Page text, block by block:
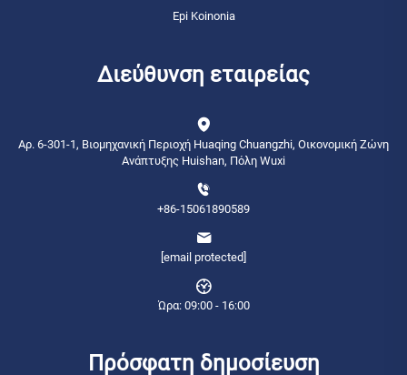
Epi Koinonia
Διεύθυνση εταιρείας
Αρ. 6-301-1, Βιομηχανική Περιοχή Huaqing Chuangzhi, Οικονομική Ζώνη
Ανάπτυξης Huishan, Πόλη Wuxi
+86-15061890589
[email protected]
Ώρα: 09:00 - 16:00
Πρόσφατη δημοσίευση